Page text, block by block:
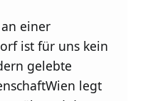
einer
ist für uns kein
gelebte
legt